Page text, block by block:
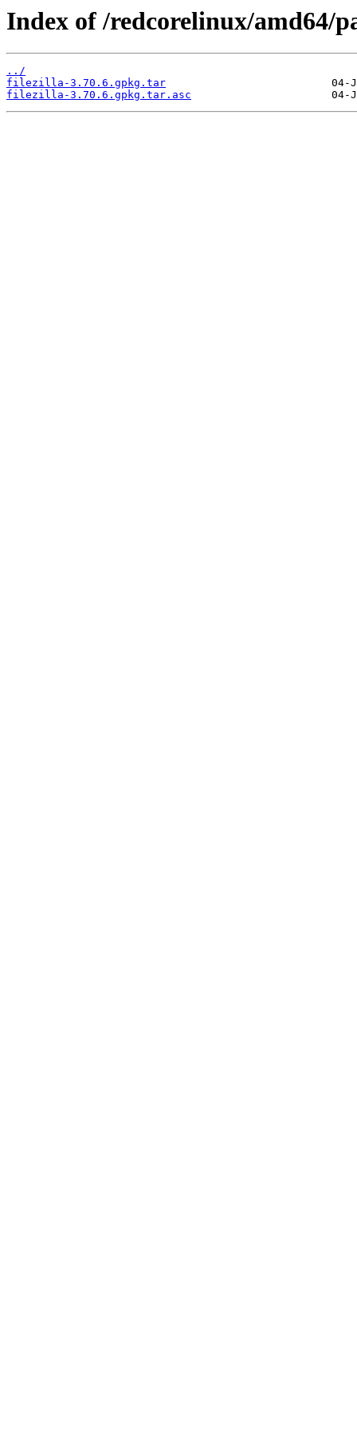
Index of /redcorelinux/amd64/
../
filezilla-3.70.6.gpkg.tar
filezilla-3.70.6.gpkg.tar.asc